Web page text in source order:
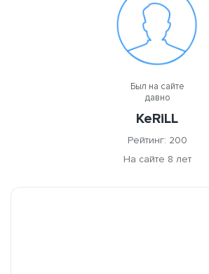
Был на сайте
давно
KeRiLL
Рейтинг: 200
На сайте 8 лет